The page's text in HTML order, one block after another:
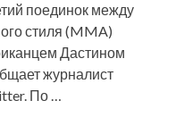
поединок между
стиля (MMA)
Дастином
журналист
По …